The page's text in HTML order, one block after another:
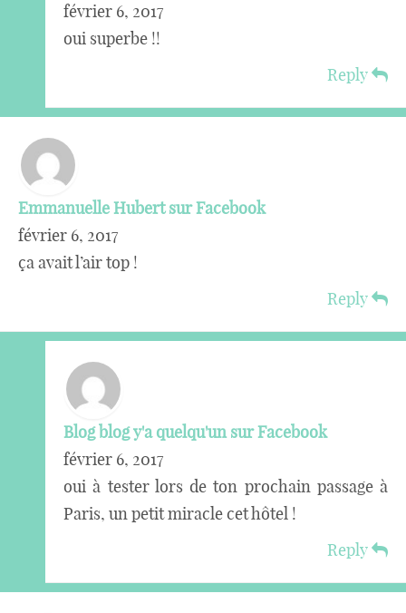
février 6, 2017
oui superbe !!
Reply
Emmanuelle Hubert sur Facebook
février 6, 2017
ça avait l’air top !
Reply
Blog blog y'a quelqu'un sur Facebook
février 6, 2017
oui à tester lors de ton prochain passage à
Paris, un petit miracle cet hôtel !
Reply